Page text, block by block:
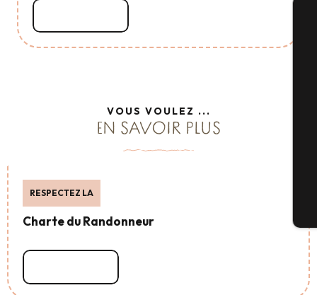
VOUS VOULEZ ...
EN SAVOIR PLUS
RESPECTEZ LA
Charte du Randonneur